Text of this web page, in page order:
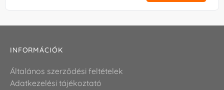
INFORMÁCIÓK
Általános szerződési feltételek
Adatkezelési tájékoztató